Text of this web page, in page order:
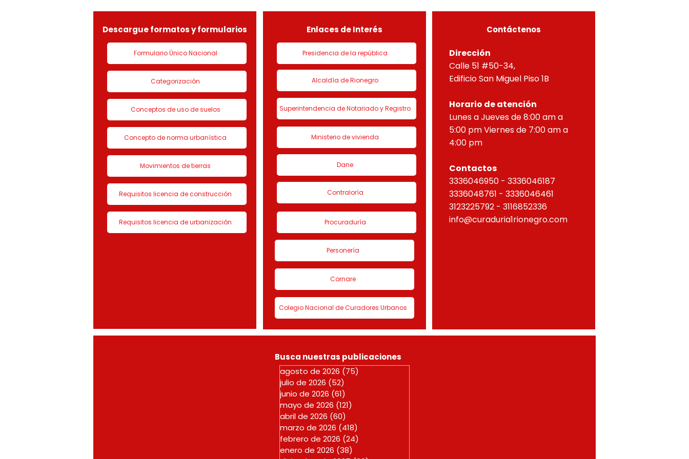
LICENCIA DE CON
de urbanización 1 denominado
HORIZONTAL, correspondien
Descargue formatos y formularios
Formulario Único Nacional
Categorización
Conceptos de uso de suelos
Concepto de norma urbanística
Movimientos de tierras
Requisitos licencia de construcción
Requisitos licencia de urbanización
Enlaces de Interés
Presidencia de la república
Alcaldía de Rionegro
Superintendencia de Notariado y Registro
Ministerio de vivienda
Dane
Contraloría
Procuraduría
Personería
Cornare
Colegio Nacional de Curadores Urbanos
Contáctenos
Dirección
Calle 51 #50-34,
Edificio San Miguel Piso 1B
Horario de atención
Lunes a Jueves de 8:00 am a
5:00 pm Viernes de 7:00 am a
4:00 pm
Contactos
3336046950 - 3336046187
3336048761 - 3336046461
3123225792 - 3116852336
info@curaduria1rionegro.com
Busca nuestras publicaciones
agosto de 2026 (75)
julio de 2026 (52)
junio de 2026 (61)
mayo de 2026 (121)
abril de 2026 (60)
marzo de 2026 (418)
febrero de 2026 (24)
enero de 2026 (38)